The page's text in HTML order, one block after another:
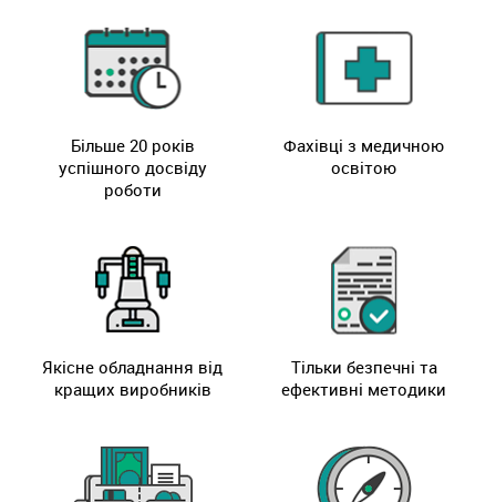
Більше 20 років
успішного досвіду
роботи
Фахівці з медичною
освітою
Якісне обладнання від
кращих виробників
Тільки безпечні та
ефективні методики